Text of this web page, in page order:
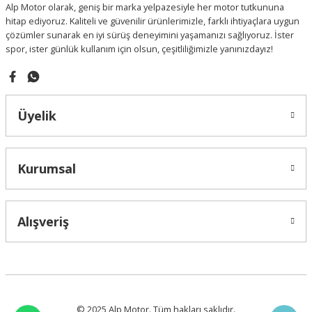
Bu ürüne benzer farklı alternatifler olmalı.
Gönder
Alp Motor olarak, geniş bir marka yelpazesiyle her motor tutkununa
hitap ediyoruz. Kaliteli ve güvenilir ürünlerimizle, farklı ihtiyaçlara uygun
çözümler sunarak en iyi sürüş deneyimini yaşamanızı sağlıyoruz. İster
spor, ister günlük kullanım için olsun, çeşitliliğimizle yanınızdayız!
Üyelik
Kurumsal
Alışveriş
© 2025 Alp Motor. Tüm hakları saklıdır.